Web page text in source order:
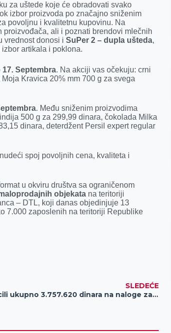
za uštede koje će obradovati svako
izbor proizvoda po značajno sniženim
povoljnu i kvalitetnu kupovinu. Na
ali i poznati brendovi mlečnih
vrednost donosi iSuPer 2 – dupla ušteda,
artikala i poklona.
17. Septembra. Na akciji vas očekuju: crni
Kravica 20% mm 700 g za svega
. Među sniženim proizvodima
500 g za 299,99 dinara, čokolada Milka
dinara, deterdžent Persil expert regular
spoj povoljnih cena, kvaliteta i
u okviru društva sa ograničenom
objekata na teritoriji
– DTL, koji danas objedinjuje 13
7.000 zaposlenih na teritoriji Republike
SLEDEĆE
Prebacili ukupno 3.757.620 dinara na naloge za onlajn klađenje